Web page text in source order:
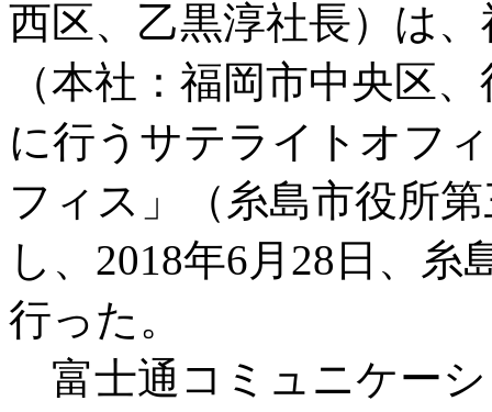
西区、乙黒淳社長）は
（本社：福岡市中央区
に行うサテライトオフ
フィス」（糸島市役所
し、2018年6月28日、
行った。
富士通コミュニケー